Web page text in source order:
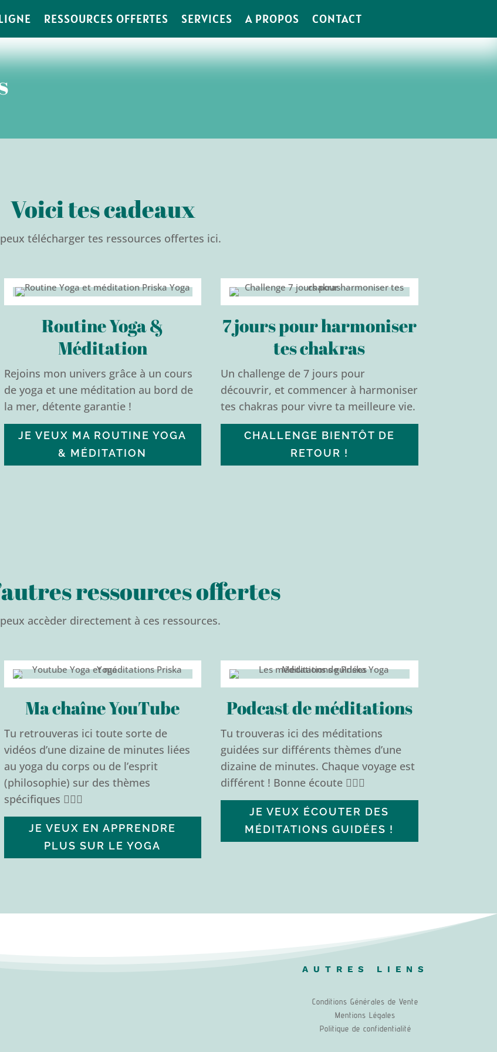
RESSOURCES OFFERTES SERVICES A PROPOS CONTACT
Voici tes cadeaux
télécharger tes ressources offertes ici.
Routine Yoga &
Méditation
Rejoins mon univers grâce à un cours
de yoga et une méditation au bord de
la mer, détente garantie !
JE VEUX MA ROUTINE YOGA
& MÉDITATION
7 jours pour harmoniser
tes chakras
Un challenge de 7 jours pour
découvrir, et commencer à harmoniser
tes chakras pour vivre ta meilleure vie.
CHALLENGE BIENTÔT DE
RETOUR !
ressources offertes
accèder directement à ces ressources.
Ma chaîne YouTube
Tu retrouveras ici toute sorte de
vidéos d’une dizaine de minutes liées
au yoga du corps ou de l’esprit
(philosophie) sur des thèmes
spécifiques 🧘🏻‍♀️
JE VEUX EN APPRENDRE
PLUS SUR LE YOGA
Podcast de méditations
Tu trouveras ici des méditations
guidées sur différents thèmes d’une
dizaine de minutes. Chaque voyage est
différent ! Bonne écoute 🧘🏻‍♀️
JE VEUX ÉCOUTER DES
MÉDITATIONS GUIDÉES !
AUTRES LIENS
Conditions Générales de Vente
Mentions Légales
Politique de confidentialité